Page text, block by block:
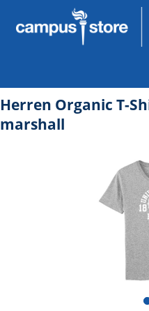
Herren Organic T-
marshall